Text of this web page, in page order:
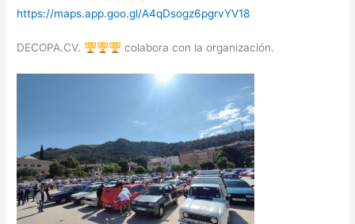
https://maps.app.goo.gl/A4qDsogz6pgrvYV18
DECOPA.CV. colabora con la organización.